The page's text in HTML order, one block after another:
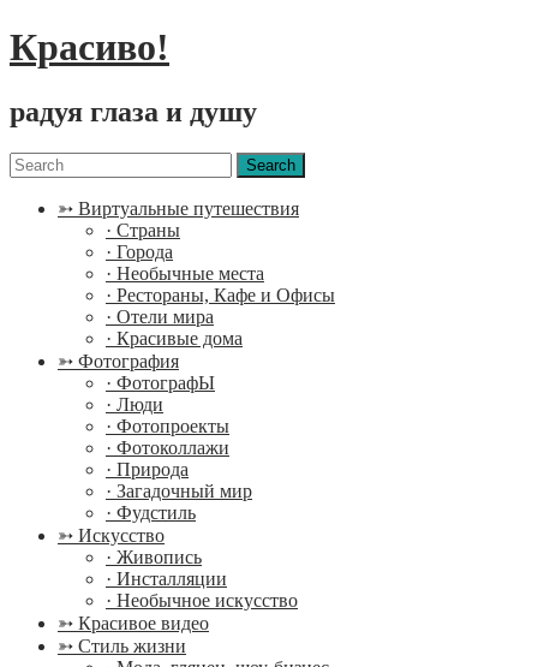
Красиво!
радуя глаза и душу
Menu
Search
for:
➳ Виртуальные путешествия
· Страны
· Города
· Необычные места
· Рестораны, Кафе и Офисы
· Отели мира
· Красивые дома
➳ Фотография
· ФотографЫ
· Люди
· Фотопроекты
· Фотоколлажи
· Природа
· Загадочный мир
· Фудстиль
➳ Искусство
· Живопись
· Инсталляции
· Необычное искусство
➳ Красивое видео
➳ Стиль жизни